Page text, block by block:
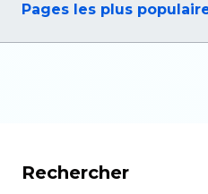
Pages les plus
Rechercher